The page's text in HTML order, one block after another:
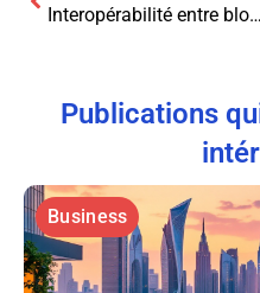
Interopérabilité entre blockchains : protocoles et ponts
Publications
Business